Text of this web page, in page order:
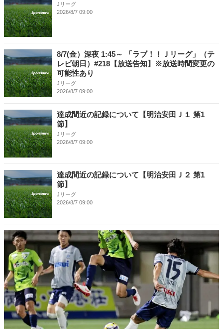
Jリーグ
2026/8/7 09:00
8/7(金）深夜 1:45～ 「ラブ！！Ｊリーグ」（テ
レビ朝日）#218【放送告知】※放送時間変更の
可能性あり
Jリーグ
2026/8/7 09:00
達成間近の記録について【明治安田Ｊ１ 第1
節】
Jリーグ
2026/8/7 09:00
達成間近の記録について【明治安田Ｊ２ 第1
節】
Jリーグ
2026/8/7 09:00